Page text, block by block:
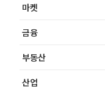
마켓
금융
부동산
산업